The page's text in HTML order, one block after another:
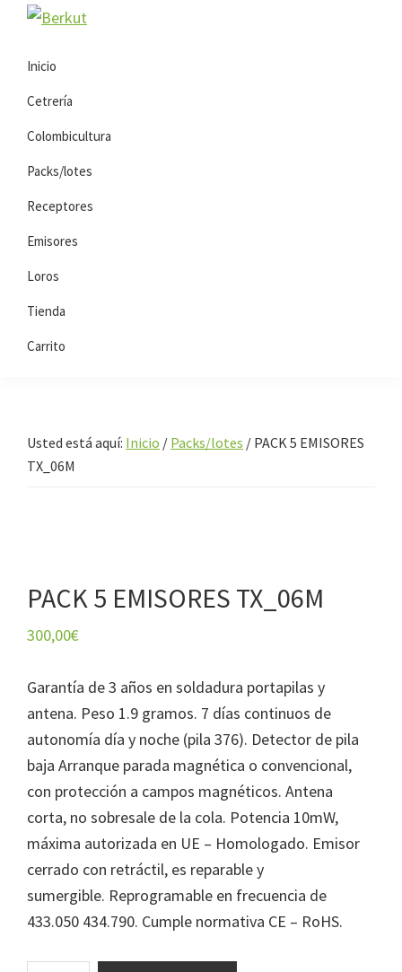
Saltar
navegación
Saltar
contenido
principal
Inicio
Cetrería
Colombicultura
Packs/lotes
Receptores
Emisores
Loros
Tienda
Carrito
Usted está aquí: Inicio / Packs/lotes / PACK 5 EMISORES
TX_06M
PACK 5 EMISORES TX_06M
300,00€
Garantía de 3 años en soldadura portapilas y
antena. Peso 1.9 gramos. 7 días continuos de
autonomía día y noche (pila 376). Detector de pila
baja Arranque parada magnética o convencional,
con protección a campos magnéticos. Antena
corta, no sobresale de la cola. Potencia 10mW,
máxima autorizada en UE – Homologado. Emisor
cerrado con retráctil, es reparable y
sumergible. Reprogramable en frecuencia de
433.050 434.790. Cumple normativa CE – RoHS.